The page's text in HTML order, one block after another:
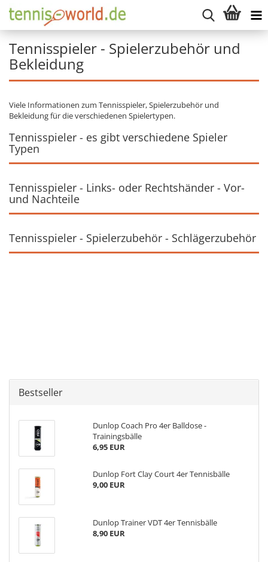
Tennisspieler - Spielerzubehör und
Bekleidung
Viele Informationen zum Tennisspieler, Spielerzubehör und
Bekleidung für die verschiedenen Spielertypen.
Tennisspieler - es gibt verschiedene Spieler
Typen
Tennisspieler - Links- oder Rechtshänder - Vor-
und Nachteile
Tennisspieler - Spielerzubehör - Schlägerzubehör
Bestseller
Dunlop Coach Pro 4er Balldose -
Trainingsbälle
6,95 EUR
Dunlop Fort Clay Court 4er Tennisbälle
9,00 EUR
Dunlop Trainer VDT 4er Tennisbälle
8,90 EUR